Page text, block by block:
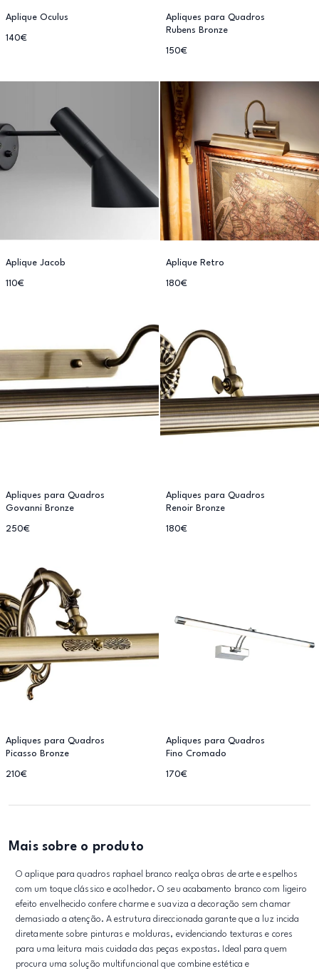
Aplique Oculus
140€
Apliques para Quadros
Rubens Bronze
150€
Aplique Jacob
110€
Aplique Retro
180€
Apliques para Quadros
Govanni Bronze
250€
Apliques para Quadros
Renoir Bronze
180€
Apliques para Quadros
Picasso Bronze
210€
Apliques para Quadros
Fino Cromado
170€
Mais sobre o produto
O aplique para quadros raphael branco realça obras de arte e espelhos
com um toque clássico e acolhedor. O seu acabamento branco com ligeiro
efeito envelhecido confere charme e suaviza a decoração sem chamar
demasiado a atenção. A estrutura direccionada garante que a luz incida
diretamente sobre pinturas e molduras, evidenciando texturas e cores
para uma leitura mais cuidada das peças expostas. Ideal para quem
procura uma solução multifuncional que combine estética e